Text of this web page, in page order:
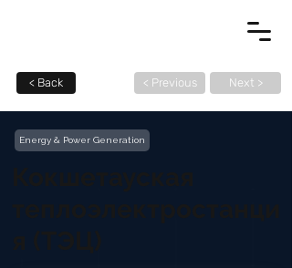
< Back < Previous Next >
Energy & Power Generation